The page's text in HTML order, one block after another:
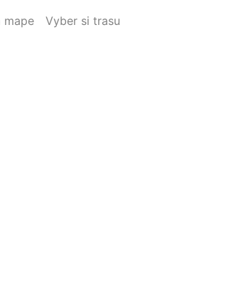
mape Vyber si trasu